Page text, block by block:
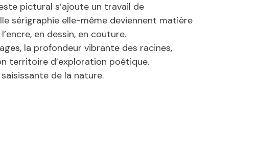
pictural s’ajoute un travail de
sérigraphie elle-même deviennent matière
en dessin, en couture.
la profondeur vibrante des racines,
territoire d’exploration poétique.
de la nature.